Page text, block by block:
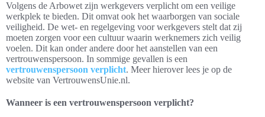
Volgens de Arbowet zijn werkgevers verplicht om een veilige
werkplek te bieden. Dit omvat ook het waarborgen van sociale
veiligheid. De wet- en regelgeving voor werkgevers stelt dat zij
moeten zorgen voor een cultuur waarin werknemers zich veilig
voelen. Dit kan onder andere door het aanstellen van een
vertrouwenspersoon. In sommige gevallen is een
vertrouwenspersoon verplicht. Meer hierover lees je op de
website van VertrouwensUnie.nl.
Wanneer is een vertrouwenspersoon verplicht?